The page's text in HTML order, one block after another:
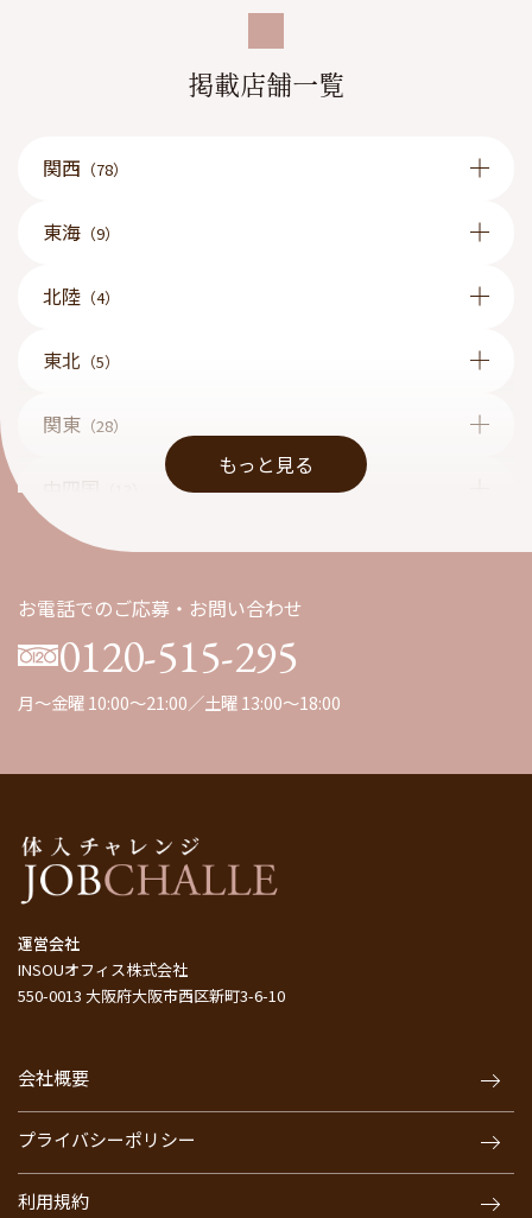
掲載店舗一覧
関西 （78）
東海 （9）
北陸 （4）
東北 （5）
関東 （28）
（1）
もっと見る
お電話でのご応募・お問い合わせ
0120-515-295
月～金曜 10:00～21:00／土曜 13:00～18:00
運営会社
INSOUオフィス株式会社
550-0013 大阪府大阪市西区新町3-6-10
会社概要
プライバシーポリシー
利用規約